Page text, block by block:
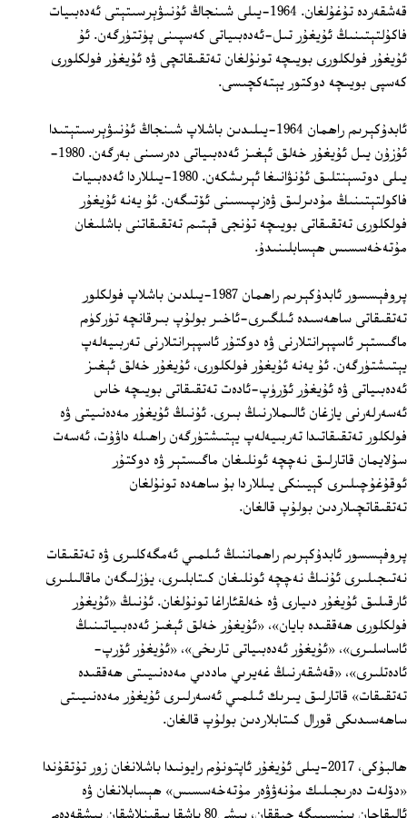
قەشقەردە تۇغۇلغان. 1964-يىلى شىنجاڭ ئۇنىۋېرسىتېتى ئەدەبىيات
فاكۇلتېتىنىڭ ئۇيغۇر تىل-ئەدەبىياتى كەسپىنى پۈتتۈرگەن. ئۇ
ئۇيغۇر فولكلورى بويىچە تونۇلغان تەتقىقاتچى ۋە ئۇيغۇر فولكلورى
كەسپى بويىچە دوكتور يېتەكچىسى.
ئابدۇكېرىم راھمان 1964-يىلىدىن باشلاپ شىنجاڭ ئۇنىۋېرسىتېتىدا
ئۇزۇن يىل ئۇيغۇر خەلق ئېغىز ئەدەبىياتى دەرسىنى بەرگەن. 1980-
يىلى دوتسېنتلىق ئۇنۋانىغا ئېرىشكەن. 1980-يىللاردا ئەدەبىيات
فاكولتېتىنىڭ مۇدىرلىق ۋەزىپىسىنى ئۆتىگەن. ئۇ يەنە ئۇيغۇر
فولكلورى تەتقىقاتى بويىچە تۇنجى قېتىم تەتقىقاتنى باشلىغان
مۇتەخەسسىس ھېسابلىنىدۇ.
پروفېسسور ئابدۇكېرىم راھمان 1987-يىلدىن باشلاپ فولكلور
تەتقىقاتى ساھەسىدە ئىلگىرى-ئاخىر بولۇپ بىرقانچە تۈركۈم
ماگىستېر ئاسپېرانتلارنى ۋە دوكتۇر ئاسپېرانتلارنى تەربىيەلەپ
يېتىشتۈرگەن. ئۇ يەنە ئۇيغۇر فولكلورى، ئۇيغۇر خەلق ئېغىز
ئەدەبىياتى ۋە ئۇيغۇر ئۆرۈپ-ئادەت تەتقىقاتى بويىچە خاس
ئەسەرلەرنى يازغان ئالىملارنىڭ بىرى. ئۇنىڭ ئۇيغۇر مەدەنىيتى ۋە
فولكلور تەتقىقاتىدا تەربىيەلەپ يېتىشتۈرگەن راھىلە داۋۇت، ئەسەت
سۇلايمان قاتارلىق نەچچە ئونلىغان ماگىستېر ۋە دوكتۇر
ئوقۇغۇچىلىرى كېيىنكى يىللاردا بۇ ساھەدە تونۇلغان
تەتقىقاتچىلاردىن بولۇپ قالغان.
پروفېسسور ئابدۇكېرىم راھماننىڭ ئىلمىي ئەمگەكلىرى ۋە تەتقىقات
نەتىجىلىرى ئۇنىڭ نەچچە ئونلىغان كىتابلىرى، يۈزلىگەن ماقالىلىرى
ئارقىلىق ئۇيغۇر دىيارى ۋە خەلقئاراغا تونۇلغان. ئۇنىڭ «ئۇيغۇر
فولكلورى ھەققىدە بايان»، «ئۇيغۇر خەلق ئېغىز ئەدەبىياتىنىڭ
ئاساسلىرى»، «ئۇيغۇر ئەدەبىياتى تارىخى»، «ئۇيغۇر ئۆرپ-
ئادەتلىرى»، «قەشقەرنىڭ غەيرىي ماددىي مەدەنىيىتى ھەققىدە
تەتقىقات» قاتارلىق يىرىك ئىلمىي ئەسەرلىرى ئۇيغۇر مەدەنىيىتى
ساھەسىدىكى قورال كىتابلاردىن بولۇپ قالغان.
ھالبۇكى، 2017-يىلى ئۇيغۇر ئاپتونۇم رايونىدا باشلانغان زور تۇتقۇندا
«دۆلەت دەرىجىلىك مۇنەۋۋەر مۇتەخەسسىس» ھېسابلانغان ۋە